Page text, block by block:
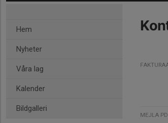
Hem
Nyheter
Våra lag
Kalender
Bildgalleri
MEJLA